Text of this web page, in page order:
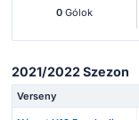
0Gólok
2021/2022 Szezon
Verseny